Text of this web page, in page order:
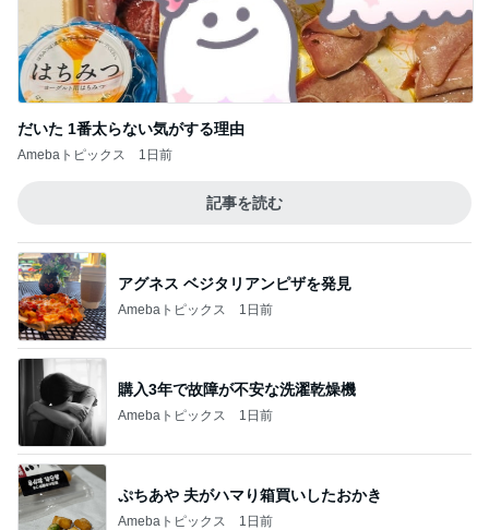
だいた 1番太らない気がする理由
Amebaトピックス 1日前
記事を読む
アグネス ベジタリアンピザを発見
Amebaトピックス 1日前
購入3年で故障が不安な洗濯乾燥機
Amebaトピックス 1日前
ぷちあや 夫がハマり箱買いしたおかき
Amebaトピックス 1日前